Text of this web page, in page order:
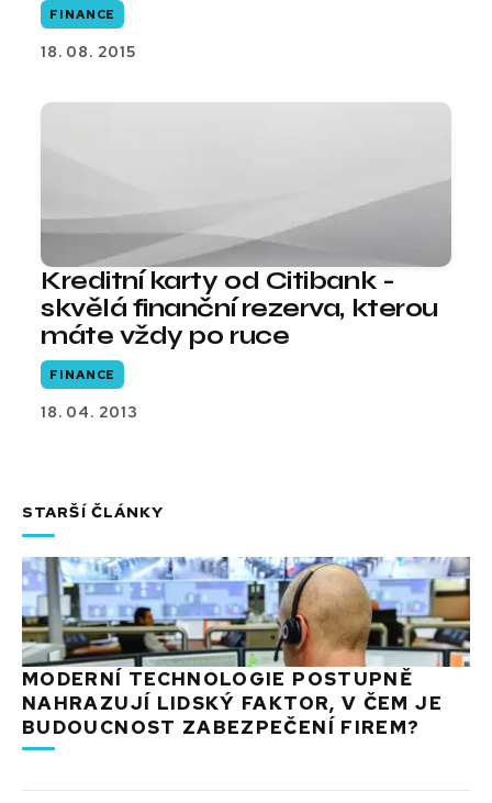
FINANCE
18. 08. 2015
Kreditní karty od Citibank -
skvělá finanční rezerva, kterou
máte vždy po ruce
FINANCE
18. 04. 2013
STARŠÍ ČLÁNKY
MODERNÍ TECHNOLOGIE POSTUPNĚ
NAHRAZUJÍ LIDSKÝ FAKTOR, V ČEM JE
BUDOUCNOST ZABEZPEČENÍ FIREM?